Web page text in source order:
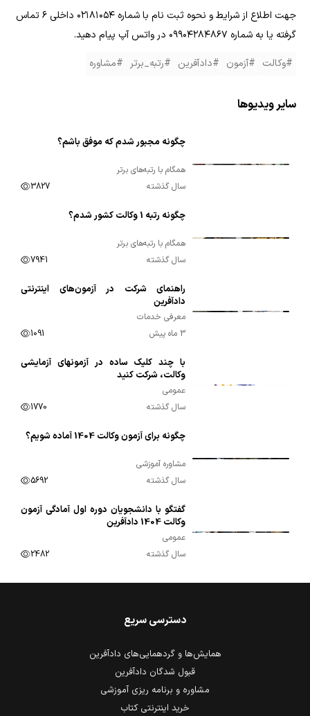
جهت اطلاع از شرایط و نحوه ثبت نام با شماره ۰۲۱۸۱۰۵۴ داخلی ۶ تماس
گرفته یا به شماره ۰۹۹۰۴۲۸۴۸۶۷ در واتس آپ پیام دهید.
#وکالت #آزمون #دادآفرین #رتبه_برتر #مشاوره
سایر ویدیوها
چگونه مجبور شدم که موفق باشم؟
همگام با رتبه‌های برتر
سال گذشته
3827
چگونه رتبه 1 وکالت کشور شدم؟
همگام با رتبه‌های برتر
سال گذشته
7941
راهنمای شرکت در آزمون‌های اینترنتی
دادآفرین
معرفی خدمات
3 ماه پیش
1091
با چند کلیک ساده در آزمونهای آزمایشی
وکالت، شرکت کنید
عمومی
سال گذشته
1770
چگونه برای آزمون وکالت 1404 آماده شویم؟
مشاوره آموزشی
سال گذشته
5692
گفتگو با دانشجویان دوره اول آمادگی آزمون
وکالت 1404 دادآفرین
عمومی
سال گذشته
2482
دسترسی سریع
همایش‌ها و گردهمایی‌های دادآفرین
قبول شدگان دادآفرین
مشاوره و برنامه ریزی آموزشی
خرید اینترنتی کتاب